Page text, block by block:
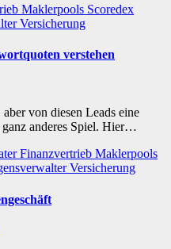
Maklerpools Scoredex
Versicherung
verstehen
von diesen Leads eine
anderes Spiel. Hier…
Finanzvertrieb Maklerpools
Versicherung